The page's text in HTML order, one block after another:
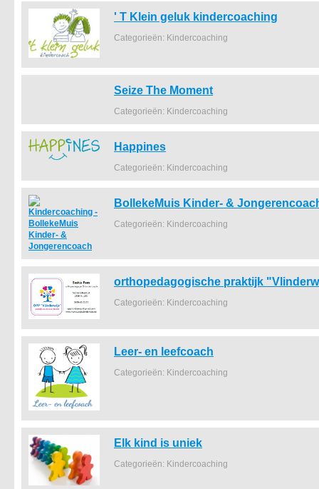
' T Klein geluk kindercoaching
Categorieën: Kindercoaching
Seize The Moment
Categorieën: Kindercoaching
Happines
Categorieën: Kindercoaching
BollekeMuis Kinder- &
Categorieën: Kindercoaching
orthopedagogische praktijk
Categorieën: Kindercoaching
Leer- en leefcoach
Categorieën: Kindercoaching
Elk kind is uniek
Categorieën: Kindercoaching